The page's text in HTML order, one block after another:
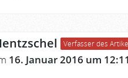
Verfasser des
16. Januar 2016 um